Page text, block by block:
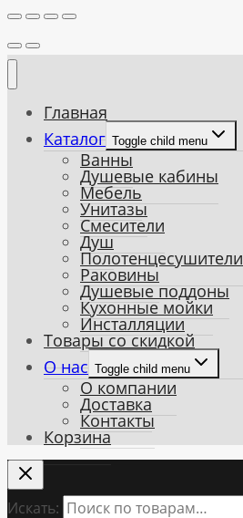
Главная
Каталог Toggle child menu
Ванны
Душевые кабины
Мебель
Унитазы
Смесители
Душ
Полотенцесушители
Раковины
Душевые поддоны
Кухонные мойки
Инсталляции
Товары со скидкой
О нас Toggle child menu
О компании
Доставка
Контакты
Корзина
Искать: